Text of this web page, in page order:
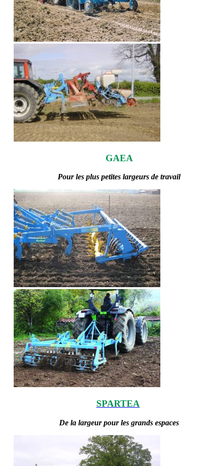
GAEA
Pour les plus petites largeurs de travail
SPARTEA
De la largeur pour les grands espaces